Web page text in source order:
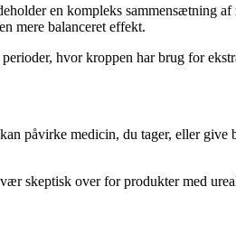
en kompleks
mere balanceret effekt.
hvor kroppen har brug for
påvirke medicin, du tager, eller
skeptisk over for produkter med